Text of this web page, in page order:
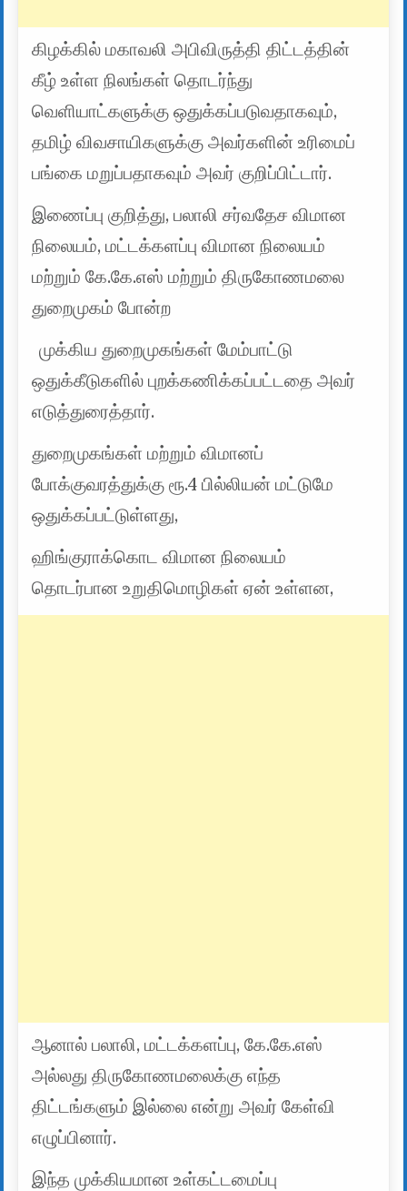
கிழக்கில் மகாவலி அபிவிருத்தி திட்டத்தின்
கீழ் உள்ள நிலங்கள் தொடர்ந்து
வெளியாட்களுக்கு ஒதுக்கப்படுவதாகவும்,
தமிழ் விவசாயிகளுக்கு அவர்களின் உரிமைப்
பங்கை மறுப்பதாகவும் அவர் குறிப்பிட்டார்.
இணைப்பு குறித்து, பலாலி சர்வதேச விமான
நிலையம், மட்டக்களப்பு விமான நிலையம்
மற்றும் கே.கே.எஸ் மற்றும் திருகோணமலை
துறைமுகம் போன்ற
முக்கிய துறைமுகங்கள் மேம்பாட்டு
ஒதுக்கீடுகளில் புறக்கணிக்கப்பட்டதை அவர்
எடுத்துரைத்தார்.
துறைமுகங்கள் மற்றும் விமானப்
போக்குவரத்துக்கு ரூ.4 பில்லியன் மட்டுமே
ஒதுக்கப்பட்டுள்ளது,
ஹிங்குராக்கொட விமான நிலையம்
தொடர்பான உறுதிமொழிகள் ஏன் உள்ளன,
ஆனால் பலாலி, மட்டக்களப்பு, கே.கே.எஸ்
அல்லது திருகோணமலைக்கு எந்த
திட்டங்களும் இல்லை என்று அவர் கேள்வி
எழுப்பினார்.
இந்த முக்கியமான உள்கட்டமைப்பு